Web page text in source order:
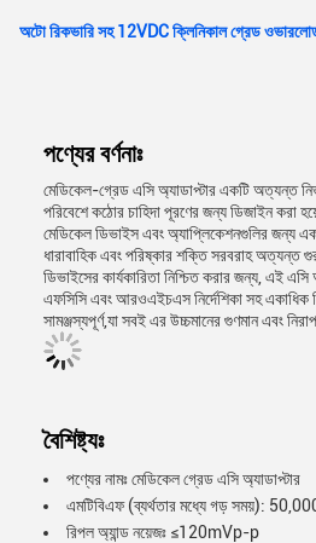
অটো রিকভারি সহ 12VDC ক্লিনিকাল গ্রেড ওভারলোড
পণ্যের বর্ণনাঃ
মেডিকেল-গ্রেড এসি অ্যাডাপ্টার একটি অত্যন্ত
পরিবেশে কঠোর চাহিদা পূরণের জন্য ডিজাইন করা
মেডিকেল ডিভাইস এবং অ্যাপ্লিকেশনগুলির জন্য
ধারাবাহিক এবং পরিষ্কার শক্তি সরবরাহ অত্যন্ত
ডিভাইসের কার্যকারিতা নিশ্চিত করার জন্য, এই
এফসিসি এবং আরওএইচএস নির্দেশিকা সহ একাধিক
সামঞ্জস্যপূর্ণ,যা সবই এর উচ্চমানের গুণমান এবং
বৈশিষ্ট্যঃ
পণ্যের নামঃ মেডিকেল গ্রেড এসি অ্যাডাপ্টার
এমটিবিএফ (ব্যর্থতার মধ্যে গড় সময়): 50,000
রিপল অ্যান্ড নয়েজঃ ≤120mVp-p